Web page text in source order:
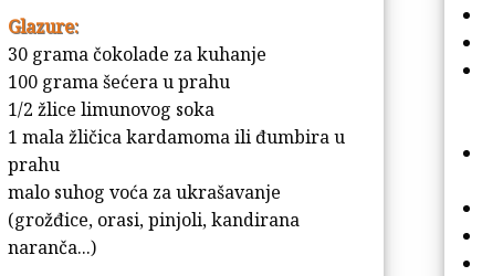
Glazure:
30 grama čokolade za kuhanje
100 grama šećera u prahu
1/2 žlice limunovog soka
1 mala žličica kardamoma ili đumbira u
prahu
malo suhog voća za ukrašavanje
(grožđice, orasi, pinjoli, kandirana
naranča...)